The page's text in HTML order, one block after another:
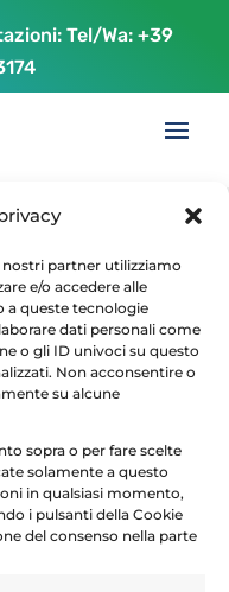
nostri partner utilizziamo
e/o accedere alle
a queste tecnologie
dati personali come
o gli ID univoci su questo
Non acconsentire o
su alcune
sopra o per fare scelte
solamente a questo
in qualsiasi momento,
i pulsanti della Cookie
del consenso nella parte
Tel/Wa:+39
2017